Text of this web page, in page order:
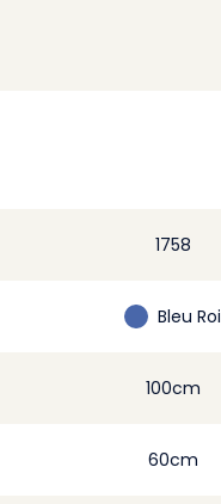
1758
Bleu Roi
100cm
60cm